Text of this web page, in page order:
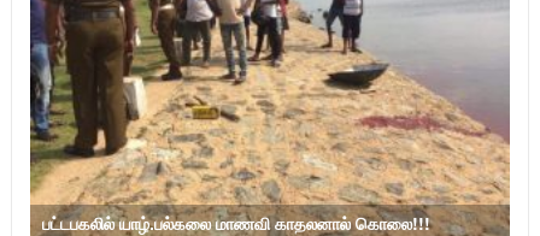
பட்டபகலில் யாழ்.பல்கலை மாணவி காதலனால் கொலை!!!